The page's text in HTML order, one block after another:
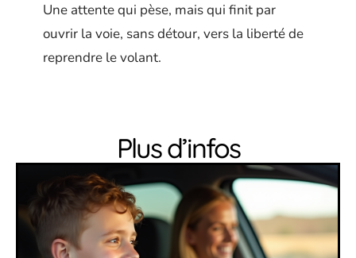
Une attente qui pèse, mais qui finit par
ouvrir la voie, sans détour, vers la liberté de
reprendre le volant.
Plus d’infos